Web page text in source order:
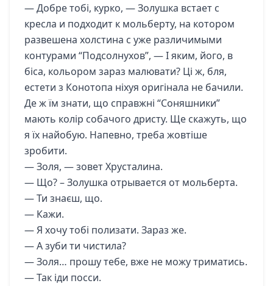
— Добре тобі, курко, — Золушка встает с
кресла и подходит к мольберту, на котором
развешена холстина с уже различимыми
контурами “Подсолнухов”, — І яким, його, в
біса, кольором зараз малювати? Ці ж, бля,
естети з Конотопа ніхуя оригінала не бачили.
Де ж їм знати, що справжні “Соняшники”
мають колір собачого дристу. Ще скажуть, що
я їх найобую. Напевно, треба жовтіше
зробити.
— Золя, — зовет Хрусталина.
— Що? – Золушка отрывается от мольберта.
— Ти знаєш, що.
— Кажи.
— Я хочу тобі полизати. Зараз же.
— А зуби ти чистила?
— Золя… прошу тебе, вже не можу триматись.
— Так іди посси.